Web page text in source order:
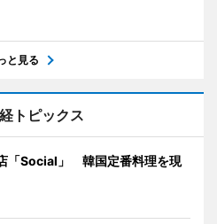
と見る
トピックス
「Social」 韓国定番料理を現